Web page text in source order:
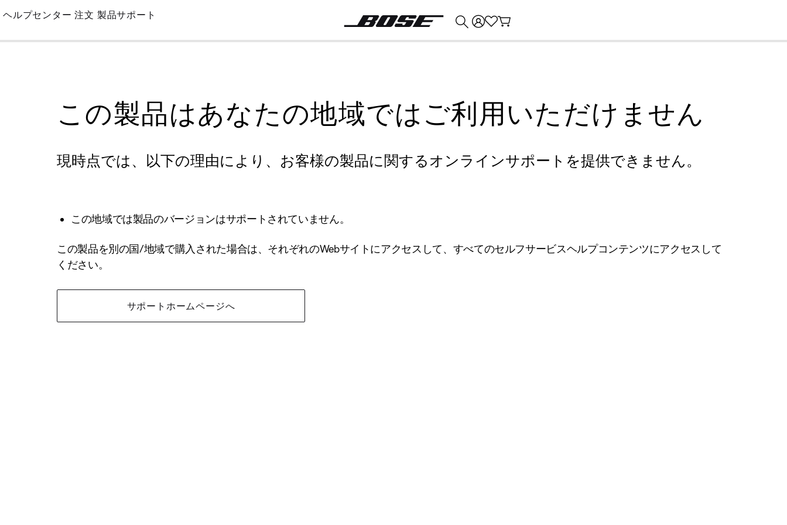
Skip
Main
ヘルプセンター 注文 製品サポート
この製品はあなたの地域ではご利用いただけません
現時点では、以下の理由により、お客様の製品に関するオンラインサポートを提供できません。
この地域では製品のバージョンはサポートされていません。
この製品を別の国/地域で購入された場合は、それぞれのWebサイトにアクセスして、すべてのセルフサービスヘルプコンテンツにアクセスして
ください。
サポートホームページへ